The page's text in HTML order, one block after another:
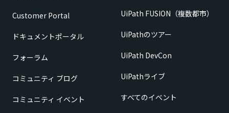
Customer Portal
ドキュメントポータル
フォーラム
コミュニティ ブログ
コミュニティ イベント
UiPath FUSION（複数都市）
UiPathのツアー
UiPath DevCon
UiPathライブ
すべてのイベント